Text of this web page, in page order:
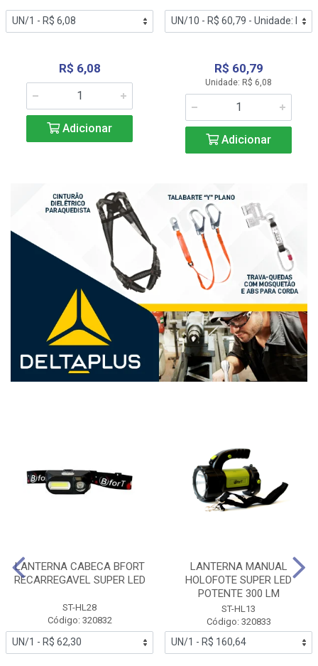
R$ 6,08
Adicionar
R$ 60,79
Unidade: R$ 6,08
Adicionar
LANTERNA CABECA BFORT
RECARREGAVEL SUPER LED
ST-HL28
Código: 320832
LANTERNA MANUAL
HOLOFOTE SUPER LED
POTENTE 300 LM
ST-HL13
Código: 320833